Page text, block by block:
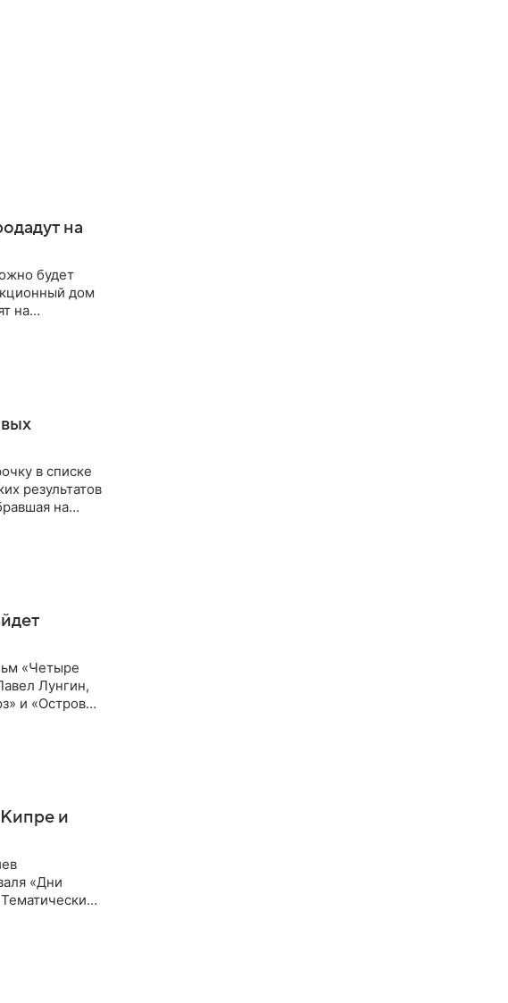
на
будет
дом
на
в списке
результатов
на
«Четыре
Лунгин,
и «Остров».
и
«Дни